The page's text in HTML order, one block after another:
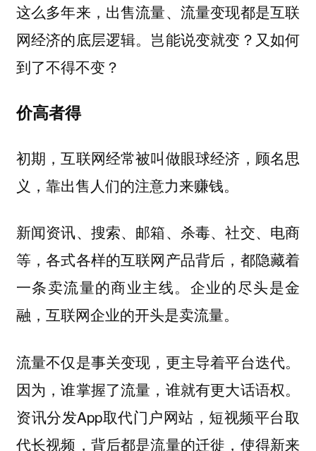
这么多年来，出售流量、流量变现都是互联
网经济的底层逻辑。岂能说变就变？又如何
到了不得不变？
价高者得
初期，互联网经常被叫做眼球经济，顾名思
义，靠出售人们的注意力来赚钱。
新闻资讯、搜索、邮箱、杀毒、社交、电商
等，各式各样的互联网产品背后，都隐藏着
一条卖流量的商业主线。企业的尽头是金
融，互联网企业的开头是卖流量。
流量不仅是事关变现，更主导着平台迭代。
因为，谁掌握了流量，谁就有更大话语权。
资讯分发App取代门户网站，短视频平台取
代长视频，背后都是流量的迁徙，使得新来